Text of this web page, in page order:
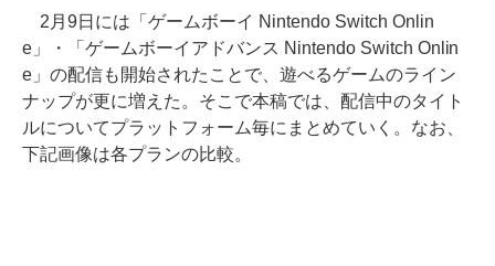
2月9日には「ゲームボーイ Nintendo Switch Onlin
e」・「ゲームボーイアドバンス Nintendo Switch Onlin
e」の配信も開始されたことで、遊べるゲームのライン
ナップが更に増えた。そこで本稿では、配信中のタイト
ルについてプラットフォーム毎にまとめていく。なお、
下記画像は各プランの比較。